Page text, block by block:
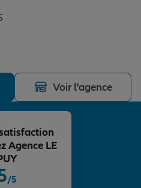
Voir l'agence
/5
Agence LE